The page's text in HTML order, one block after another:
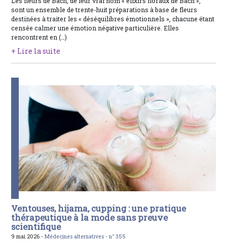
sont un ensemble de trente-huit préparations à base de fleurs
destinées à traiter les « déséquilibres émotionnels », chacune étant
censée calmer une émotion négative particulière. Elles
rencontrent en (…)
+ Lire la suite
Ventouses, hijama, cupping : une pratique
thérapeutique à la mode sans preuve
scientifique
9 mai 2026 -Médecines alternatives -n° 355